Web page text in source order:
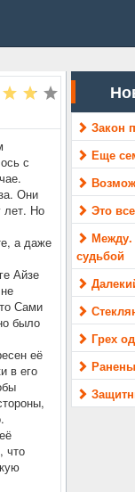
с
Они
лет. Но
а даже
Айзе
Сами
было
её
в его
что
Закон
Еще
Это
Между.
судьбой
Грех